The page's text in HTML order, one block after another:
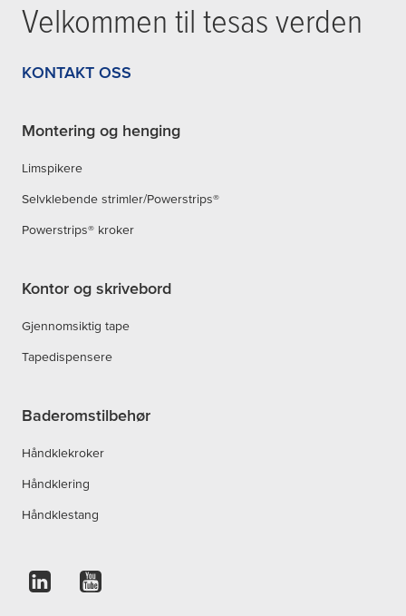
Velkommen til tesas verden
KONTAKT OSS
Montering og henging
Limspikere
Selvklebende strimler/Powerstrips®
Powerstrips® kroker
Kontor og skrivebord
Gjennomsiktig tape
Tapedispensere
Baderomstilbehør
Håndklekroker
Håndklering
Håndklestang